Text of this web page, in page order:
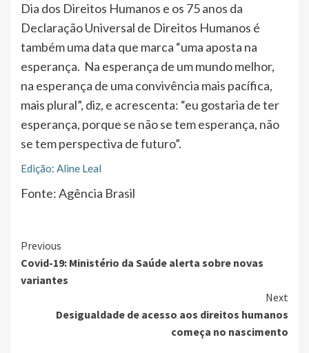
Dia dos Direitos Humanos e os 75 anos da
Declaração Universal de Direitos Humanos é
também uma data que marca “uma aposta na
esperança. Na esperança de um mundo melhor,
na esperança de uma convivência mais pacífica,
mais plural”, diz, e acrescenta: “eu gostaria de ter
esperança, porque se não se tem esperança, não
se tem perspectiva de futuro”.
Edição: Aline Leal
Fonte: Agência Brasil
Continue
Reading
Previous
Covid-19: Ministério da Saúde alerta sobre novas
variantes
Next
Desigualdade de acesso aos direitos humanos
começa no nascimento